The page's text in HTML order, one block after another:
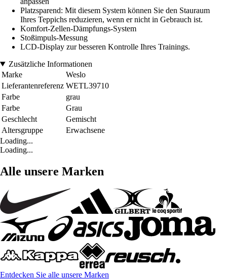
Platzsparend: Mit diesem System können Sie den Stauraum
Ihres Teppichs reduzieren, wenn er nicht in Gebrauch ist.
Komfort-Zellen-Dämpfungs-System
Stoßimpuls-Messung
LCD-Display zur besseren Kontrolle Ihres Trainings.
Zusätzliche Informationen
Marke
Weslo
Lieferantenreferenz WETL39710
Farbe
grau
Farbe
Grau
Geschlecht
Gemischt
Altersgruppe
Erwachsene
Loading...
Loading...
Alle unsere Marken
Entdecken Sie alle unsere Marken